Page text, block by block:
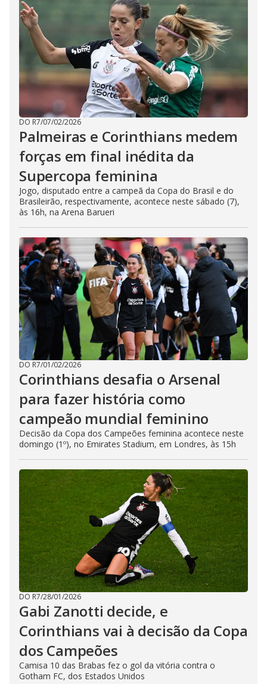
DO R7/07/02/2026
Palmeiras e Corinthians medem
forças em final inédita da
Supercopa feminina
Jogo, disputado entre a campeã da Copa do Brasil e do
Brasileirão, respectivamente, acontece neste sábado (7),
às 16h, na Arena Barueri
DO R7/01/02/2026
Corinthians desafia o Arsenal
para fazer história como
campeão mundial feminino
Decisão da Copa dos Campeões feminina acontece neste
domingo (1º), no Emirates Stadium, em Londres, às 15h
DO R7/28/01/2026
Gabi Zanotti decide, e
Corinthians vai à decisão da Copa
dos Campeões
Camisa 10 das Brabas fez o gol da vitória contra o
Gotham FC, dos Estados Unidos